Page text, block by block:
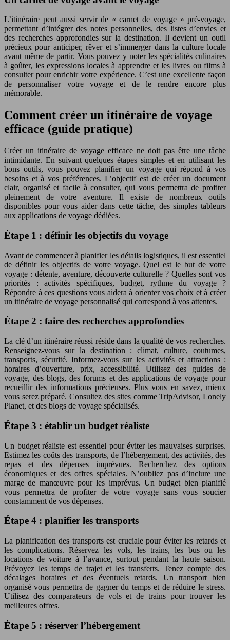
L’itinéraire peut aussi servir de « carnet de voyage » pré-voyage,
permettant d’intégrer des notes personnelles, des listes d’envies et
des recherches approfondies sur la destination. Il devient un outil
précieux pour anticiper, rêver et s’immerger dans la culture locale
avant même de partir. Vous pouvez y noter les spécialités culinaires
à goûter, les expressions locales à apprendre et les livres ou films à
consulter pour enrichir votre expérience. C’est une excellente façon
de personnaliser votre voyage et de le rendre encore plus
mémorable.
Comment créer un itinéraire de voyage
efficace (guide pratique)
Créer un itinéraire de voyage efficace ne doit pas être une tâche
intimidante. En suivant quelques étapes simples et en utilisant les
bons outils, vous pouvez planifier un voyage qui répond à vos
besoins et à vos préférences. L’objectif est de créer un document
clair, organisé et facile à consulter, qui vous permettra de profiter
pleinement de votre aventure. Il existe de nombreux outils
disponibles pour vous aider dans cette tâche, des simples tableurs
aux applications de voyage dédiées.
Étape 1 : définir les objectifs du voyage
Avant de commencer à planifier les détails logistiques, il est essentiel
de définir les objectifs de votre voyage. Quel est le but de votre
voyage : détente, aventure, découverte culturelle ? Quelles sont vos
priorités : activités spécifiques, budget, rythme du voyage ?
Répondre à ces questions vous aidera à orienter vos choix et à créer
un itinéraire de voyage personnalisé qui correspond à vos attentes.
Étape 2 : faire des recherches approfondies
La clé d’un itinéraire réussi réside dans la qualité de vos recherches.
Renseignez-vous sur la destination : climat, culture, coutumes,
transports, sécurité. Informez-vous sur les activités et attractions :
horaires d’ouverture, prix, accessibilité. Utilisez des guides de
voyage, des blogs, des forums et des applications de voyage pour
recueillir des informations précieuses. Plus vous en savez, mieux
vous serez préparé. Consultez des sites comme TripAdvisor, Lonely
Planet, et des blogs de voyage spécialisés.
Étape 3 : établir un budget réaliste
Un budget réaliste est essentiel pour éviter les mauvaises surprises.
Estimez les coûts des transports, de l’hébergement, des activités, des
repas et des dépenses imprévues. Recherchez des options
économiques et des offres spéciales. N’oubliez pas d’inclure une
marge de manœuvre pour les imprévus. Un budget bien planifié
vous permettra de profiter de votre voyage sans vous soucier
constamment de vos dépenses.
Étape 4 : planifier les transports
La planification des transports est cruciale pour éviter les retards et
les complications. Réservez les vols, les trains, les bus ou les
locations de voiture à l’avance, surtout pendant la haute saison.
Prévoyez les temps de trajet et les transferts. Tenez compte des
décalages horaires et des éventuels retards. Un transport bien
organisé vous permettra de gagner du temps et de réduire le stress.
Utilisez des comparateurs de vols et de trains pour trouver les
meilleures offres.
Étape 5 : réserver l’hébergement